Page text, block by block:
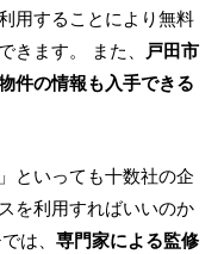
用することにより無料
きます。 また、 戸田市
件の情報も入手できる
」といっても十数社の企
を利用すればいいのか
は、 専門家による監修